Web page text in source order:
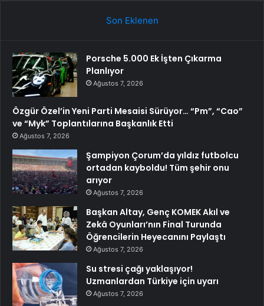
Son Eklenen
Porsche 5.000 Ek İşten Çıkarma
Planlıyor
Ağustos 7, 2026
Özgür Özel’in Yeni Parti Mesaisi Sürüyor… “Pm”, “Cao”
ve “Myk” Toplantılarına Başkanlık Etti
Ağustos 7, 2026
Şampiyon Çorum’da yıldız futbolcu
ortadan kayboldu! Tüm şehir onu
arıyor
Ağustos 7, 2026
Başkan Altay, Genç KOMEK Akıl ve
Zekâ Oyunları’nın Final Turunda
Öğrencilerin Heyecanını Paylaştı
Ağustos 7, 2026
Su stresi çağı yaklaşıyor!
Uzmanlardan Türkiye için uyarı
Ağustos 7, 2026